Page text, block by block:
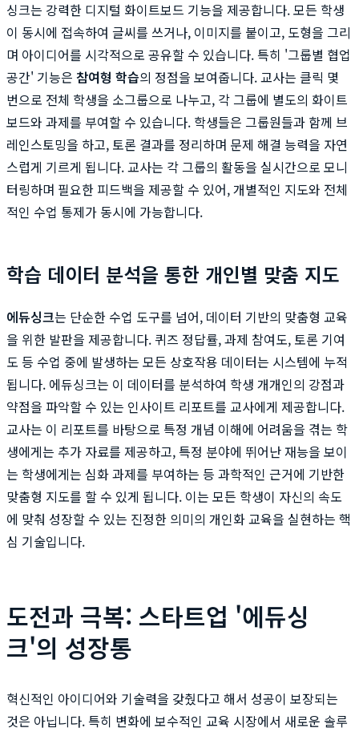
싱크는 강력한 디지털 화이트보드 기능을 제공합니다. 모든 학생
이 동시에 접속하여 글씨를 쓰거나, 이미지를 붙이고, 도형을 그리
며 아이디어를 시각적으로 공유할 수 있습니다. 특히 '그룹별 협업
공간' 기능은 참여형 학습의 정점을 보여줍니다. 교사는 클릭 몇
번으로 전체 학생을 소그룹으로 나누고, 각 그룹에 별도의 화이트
보드와 과제를 부여할 수 있습니다. 학생들은 그룹원들과 함께 브
레인스토밍을 하고, 토론 결과를 정리하며 문제 해결 능력을 자연
스럽게 기르게 됩니다. 교사는 각 그룹의 활동을 실시간으로 모니
터링하며 필요한 피드백을 제공할 수 있어, 개별적인 지도와 전체
적인 수업 통제가 동시에 가능합니다.
학습 데이터 분석을 통한 개인별 맞춤 지도
에듀싱크는 단순한 수업 도구를 넘어, 데이터 기반의 맞춤형 교육
을 위한 발판을 제공합니다. 퀴즈 정답률, 과제 참여도, 토론 기여
도 등 수업 중에 발생하는 모든 상호작용 데이터는 시스템에 누적
됩니다. 에듀싱크는 이 데이터를 분석하여 학생 개개인의 강점과
약점을 파악할 수 있는 인사이트 리포트를 교사에게 제공합니다.
교사는 이 리포트를 바탕으로 특정 개념 이해에 어려움을 겪는 학
생에게는 추가 자료를 제공하고, 특정 분야에 뛰어난 재능을 보이
는 학생에게는 심화 과제를 부여하는 등 과학적인 근거에 기반한
맞춤형 지도를 할 수 있게 됩니다. 이는 모든 학생이 자신의 속도
에 맞춰 성장할 수 있는 진정한 의미의 개인화 교육을 실현하는 핵
심 기술입니다.
도전과 극복: 스타트업 '에듀싱
크'의 성장통
혁신적인 아이디어와 기술력을 갖췄다고 해서 성공이 보장되는
것은 아닙니다. 특히 변화에 보수적인 교육 시장에서 새로운 솔루